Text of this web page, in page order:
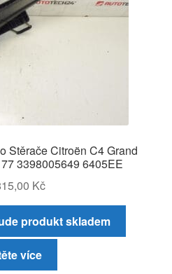
Stěrače Citroën C4 Grand
3398005649 6405EE
Kč
produkt skladem
více